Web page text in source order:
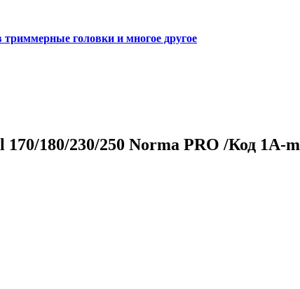
головки и многое другое
180/230/250 Norma PRO /Код 1A-m